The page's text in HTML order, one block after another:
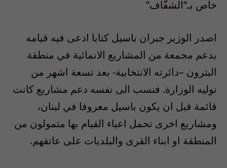
خاص بـ”الشفّاف”
اصدر الوزير جبران باسيل كتابا ادعى فيه قيامه
بدعم مجمعة من المشاريع الانمائية في منطقة
البترون –دائرته الانتخابية- بعد تسعة اشهر من
توليه الوزارة. فنسب الى نفسه دعم مشاريع كانت
قائمة قبل ان يكون باسيل معروفا في لبنان،
ومشاريع اخرى تحمل اعباء القيام بها متمولون من
المنطقة او ابناء القرى والبلديات على عاتقهم.